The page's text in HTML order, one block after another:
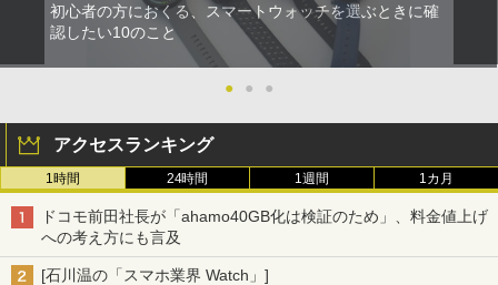
初心者の方におくる、スマートウォッチを選ぶときに確
認したい10のこと
● ● ●
アクセスランキング
1時間 24時間 1週間 1カ月
ドコモ前田社長が「ahamo40GB化は検証のため」、料金値上げ
への考え方にも言及
[石川温の「スマホ業界 Watch」]